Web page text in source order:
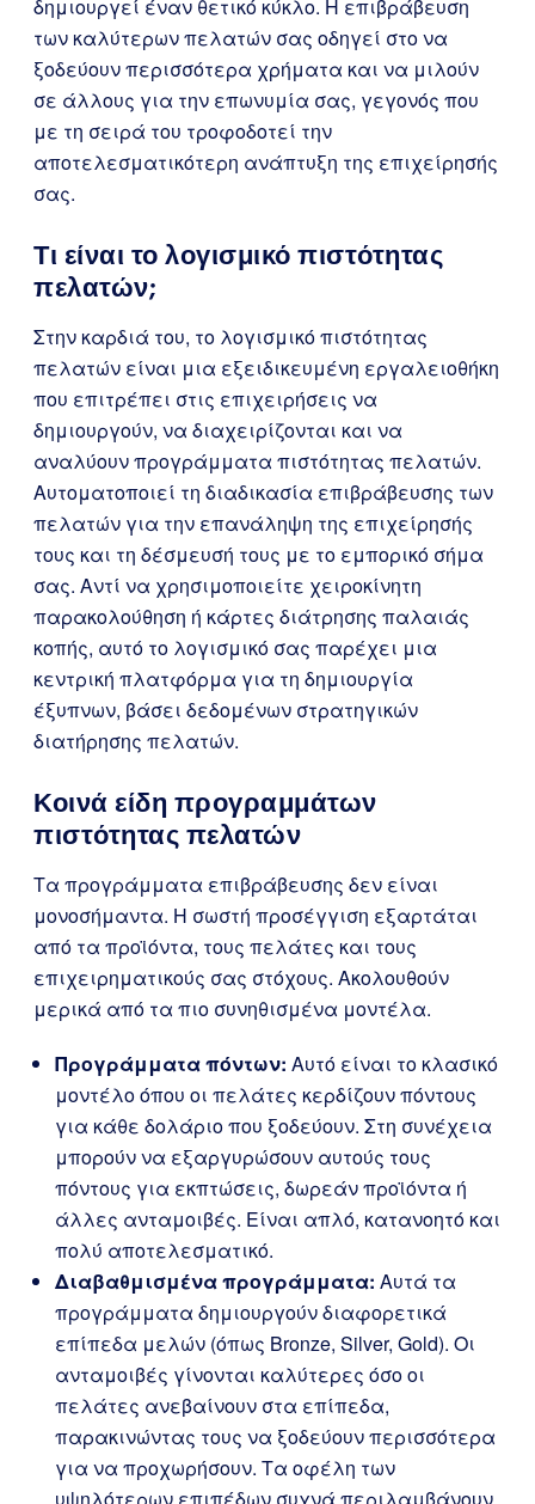
δημιουργεί έναν θετικό κύκλο. Η επιβράβευση
των καλύτερων πελατών σας οδηγεί στο να
ξοδεύουν περισσότερα χρήματα και να μιλούν
σε άλλους για την επωνυμία σας, γεγονός που
με τη σειρά του τροφοδοτεί την
αποτελεσματικότερη ανάπτυξη της επιχείρησής
σας.
Τι είναι το λογισμικό πιστότητας
πελατών;
Στην καρδιά του, το λογισμικό πιστότητας
πελατών είναι μια εξειδικευμένη εργαλειοθήκη
που επιτρέπει στις επιχειρήσεις να
δημιουργούν, να διαχειρίζονται και να
αναλύουν προγράμματα πιστότητας πελατών.
Αυτοματοποιεί τη διαδικασία επιβράβευσης των
πελατών για την επανάληψη της επιχείρησής
τους και τη δέσμευσή τους με το εμπορικό σήμα
σας. Αντί να χρησιμοποιείτε χειροκίνητη
παρακολούθηση ή κάρτες διάτρησης παλαιάς
κοπής, αυτό το λογισμικό σας παρέχει μια
κεντρική πλατφόρμα για τη δημιουργία
έξυπνων, βάσει δεδομένων στρατηγικών
διατήρησης πελατών.
Κοινά είδη προγραμμάτων
πιστότητας πελατών
Τα προγράμματα επιβράβευσης δεν είναι
μονοσήμαντα. Η σωστή προσέγγιση εξαρτάται
από τα προϊόντα, τους πελάτες και τους
επιχειρηματικούς σας στόχους. Ακολουθούν
μερικά από τα πιο συνηθισμένα μοντέλα.
Προγράμματα πόντων: Αυτό είναι το κλασικό
μοντέλο όπου οι πελάτες κερδίζουν πόντους
για κάθε δολάριο που ξοδεύουν. Στη συνέχεια
μπορούν να εξαργυρώσουν αυτούς τους
πόντους για εκπτώσεις, δωρεάν προϊόντα ή
άλλες ανταμοιβές. Είναι απλό, κατανοητό και
πολύ αποτελεσματικό.
Διαβαθμισμένα προγράμματα: Αυτά τα
προγράμματα δημιουργούν διαφορετικά
επίπεδα μελών (όπως Bronze, Silver, Gold). Οι
ανταμοιβές γίνονται καλύτερες όσο οι
πελάτες ανεβαίνουν στα επίπεδα,
παρακινώντας τους να ξοδεύουν περισσότερα
για να προχωρήσουν. Τα οφέλη των